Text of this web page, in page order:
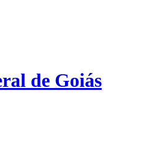
de Goiás